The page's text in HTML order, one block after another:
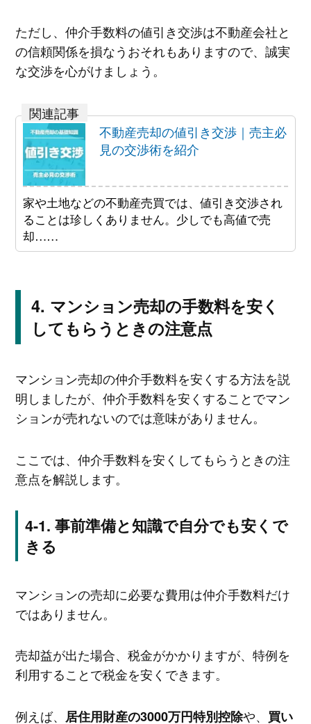
ただし、仲介手数料の値引き交渉は不動産会社と
の信頼関係を損なうおそれもありますので、誠実
な交渉を心がけましょう。
不動産売却の値引き交渉｜売主必
見の交渉術を紹介
家や土地などの不動産売買では、値引き交渉され
ることは珍しくありません。少しでも高値で売
却……
マンション売却の手数料を安く
してもらうときの注意点
マンション売却の仲介手数料を安くする方法を説
明しましたが、仲介手数料を安くすることでマン
ションが売れないのでは意味がありません。
ここでは、仲介手数料を安くしてもらうときの注
意点を解説します。
事前準備と知識で自分でも安くで
きる
マンションの売却に必要な費用は仲介手数料だけ
ではありません。
売却益が出た場合、税金がかかりますが、特例を
利用することで税金を安くできます。
例えば、 居住用財産の3000万円特別控除や、 買い